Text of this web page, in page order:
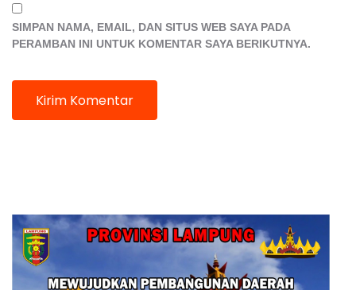
SIMPAN NAMA, EMAIL, DAN SITUS WEB SAYA PADA
PERAMBAN INI UNTUK KOMENTAR SAYA BERIKUTNYA.